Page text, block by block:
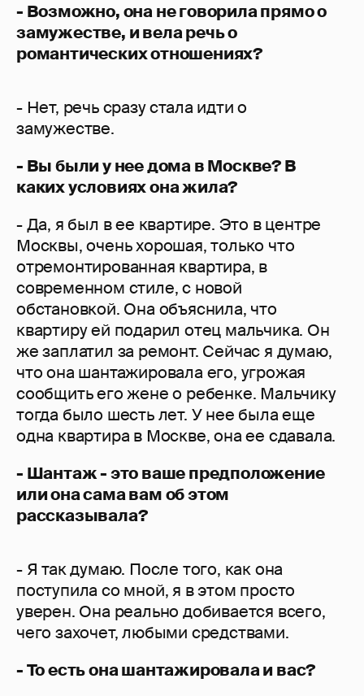
- Возможно, она не говорила прямо о
замужестве, и вела речь о
романтических отношениях?
- Нет, речь сразу стала идти о
замужестве.
- Вы были у нее дома в Москве? В
каких условиях она жила?
- Да, я был в ее квартире. Это в центре
Москвы, очень хорошая, только что
отремонтированная квартира, в
современном стиле, с новой
обстановкой. Она объяснила, что
квартиру ей подарил отец мальчика. Он
же заплатил за ремонт. Сейчас я думаю,
что она шантажировала его, угрожая
сообщить его жене о ребенке. Мальчику
тогда было шесть лет. У нее была еще
одна квартира в Москве, она ее сдавала.
- Шантаж - это ваше предположение
или она сама вам об этом
рассказывала?
- Я так думаю. После того, как она
поступила со мной, я в этом просто
уверен. Она реально добивается всего,
чего захочет, любыми средствами.
- То есть она шантажировала и вас?